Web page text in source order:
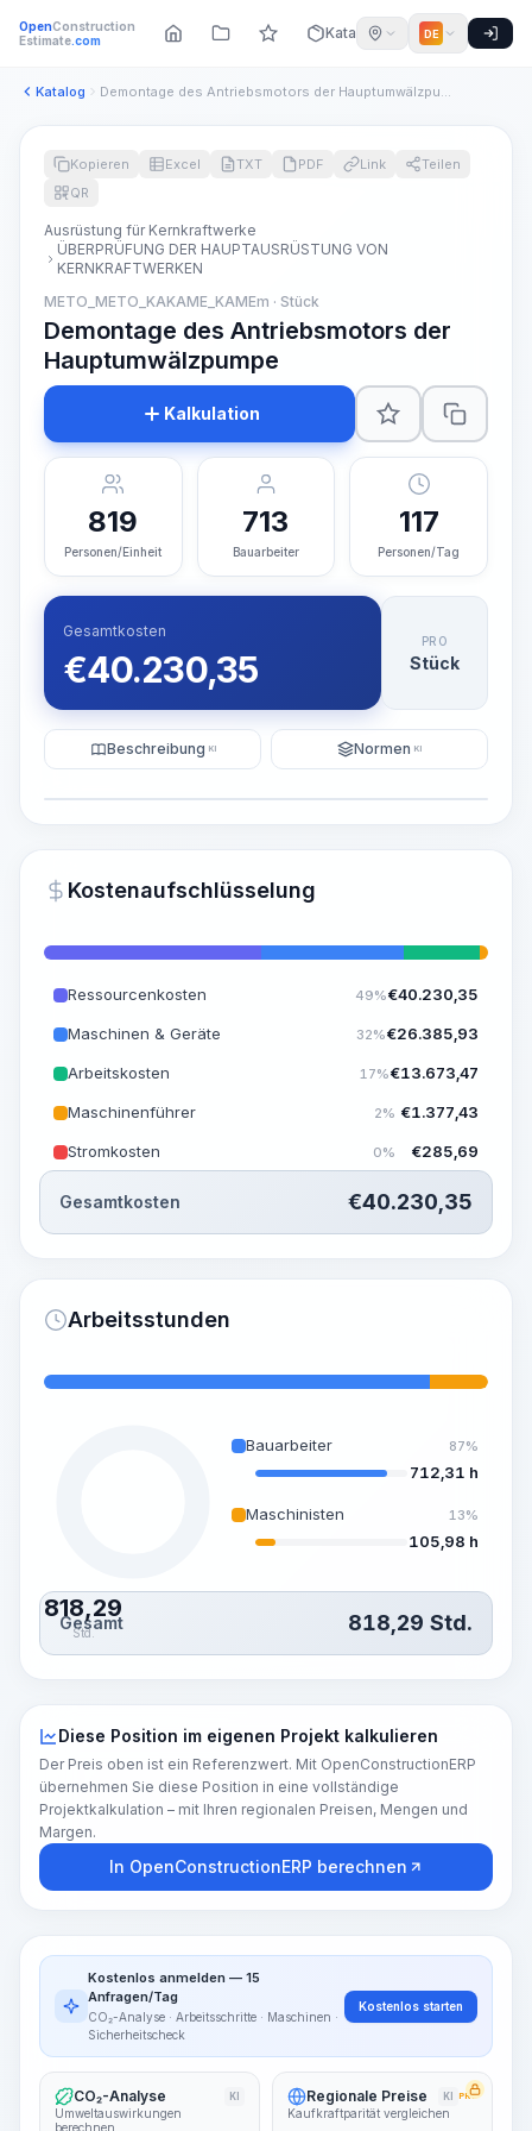
OpenConstruction
Estimate.com Katalog DE
Katalog Demontage des Antriebsmotors der Hauptumwälzpumpe
~15-30 Sek.
Kopieren Excel TXT PDF Link
Teilen
QR
Ausrüstung für Kernkraftwerke
ÜBERPRÜFUNG DER HAUPTAUSRÜSTUNG VON
KERNKRAFTWERKEN
METO_METO_KAKAME_KAMEm · Stück
Demontage des Antriebsmotors der
Hauptumwälzpumpe
Kalkulation
819
Personen/Einheit
713
Bauarbeiter
117
Personen/Tag
Gesamtkosten
€40.230,35
PRO
Stück
Beschreibung KI Normen KI
Kostenaufschlüsselung
Ressourcenkosten 49%€40.230,35
Maschinen & Geräte 32%€26.385,93
Arbeitskosten 17%€13.673,47
Maschinenführer 2% €1.377,43
Stromkosten 0% €285,69
Gesamtkosten €40.230,35
Arbeitsstunden
818,29
Std.
Bauarbeiter 87%
712,31 h
Maschinisten 13%
105,98 h
Gesamt 818,29 Std.
Diese Position im eigenen Projekt kalkulieren
Der Preis oben ist ein Referenzwert. Mit OpenConstructionERP
übernehmen Sie diese Position in eine vollständige
Projektkalkulation – mit Ihren regionalen Preisen, Mengen und
Margen.
In OpenConstructionERP berechnen
Kostenlos anmelden — 15
Anfragen/Tag
CO₂-Analyse · Arbeitsschritte · Maschinen ·
Sicherheitscheck
Kostenlos starten
CO₂-Analyse KI
Umweltauswirkungen
berechnen
Regionale Preise KI PRO
Kaufkraftparität vergleichen